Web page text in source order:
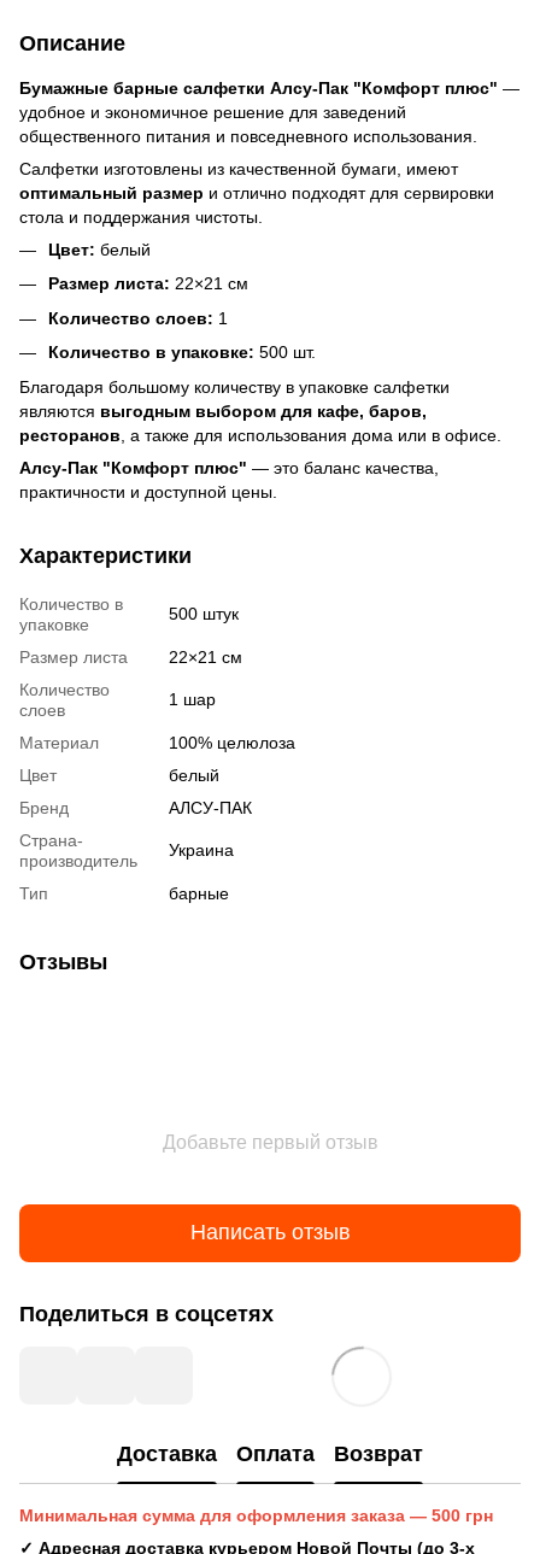
Описание
Бумажные барные салфетки Алсу-Пак "Комфорт плюс" —
удобное и экономичное решение для заведений
общественного питания и повседневного использования.
Салфетки изготовлены из качественной бумаги, имеют
оптимальный размер и отлично подходят для сервировки
стола и поддержания чистоты.
Цвет: белый
Размер листа: 22×21 см
Количество слоев: 1
Количество в упаковке: 500 шт.
Благодаря большому количеству в упаковке салфетки
являются выгодным выбором для кафе, баров,
ресторанов , а также для использования дома или в офисе.
Алсу-Пак "Комфорт плюс" — это баланс качества,
практичности и доступной цены.
Характеристики
Количество в
упаковке
500 штук
Размер листа
22×21 см
Количество
слоев
1 шар
Материал
100% целюлоза
Цвет
белый
Бренд
АЛСУ-ПАК
Страна-
производитель
Украина
Тип барные
Отзывы
Добавьте первый отзыв
Написать отзыв
Поделиться в соцсетях
Доставка Оплата Возврат
Минимальная сумма для оформления заказа — 500 грн
✓ Адресная доставка курьером Новой Почты (до 3-х